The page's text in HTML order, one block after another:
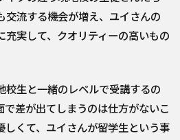
交流する機会が増え、ユイさんの
充実して、クオリティーの高いもの
校生と一緒のレベルで受講するの
で差が出てしまうのは仕方がないこ
しくて、ユイさんが留学生という事